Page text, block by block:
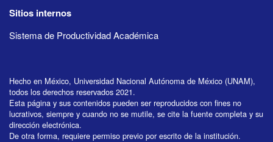
Sitios internos
Sistema de Productividad Académica
Hecho en México, Universidad Nacional Autónoma de México (UNAM),
todos los derechos reservados 2021.
Esta página y sus contenidos pueden ser reproducidos con fines no
lucrativos, siempre y cuando no se mutile, se cite la fuente completa y su
dirección electrónica.
De otra forma, requiere permiso previo por escrito de la institución.